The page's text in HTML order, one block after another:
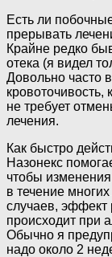
Есть ли
прерывать
Крайне редко
отека (я видел
Довольно часто
кровоточивость,
не требует
лечения.
Как быстро
Назонекс
чтобы
в течение
случаев, эффект
происходит при
Обычно я
надо около 2